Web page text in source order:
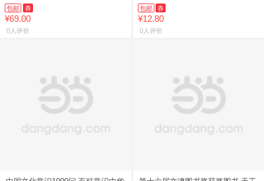
包邮 券
¥69.00
0人评价
包邮 券
¥12.80
0人评价